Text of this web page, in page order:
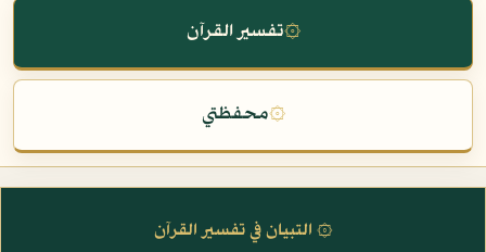
۞تفسير القرآن
۞محفظتي
۞ التبيان في تفسير القرآن